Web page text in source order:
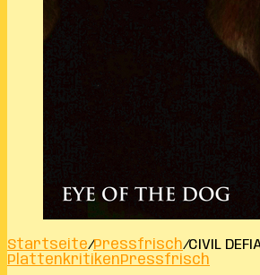
Startseite/Pressfrisch/CIVIL
PlattenkritikenPressfrisch